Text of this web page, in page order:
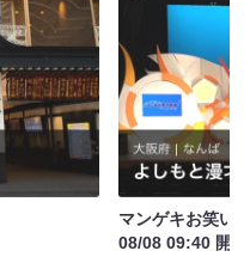
マンゲキお笑い
08/08 09:40 開